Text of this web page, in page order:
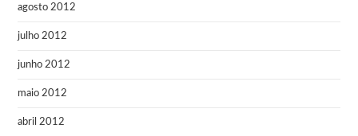
agosto 2012
julho 2012
junho 2012
maio 2012
abril 2012